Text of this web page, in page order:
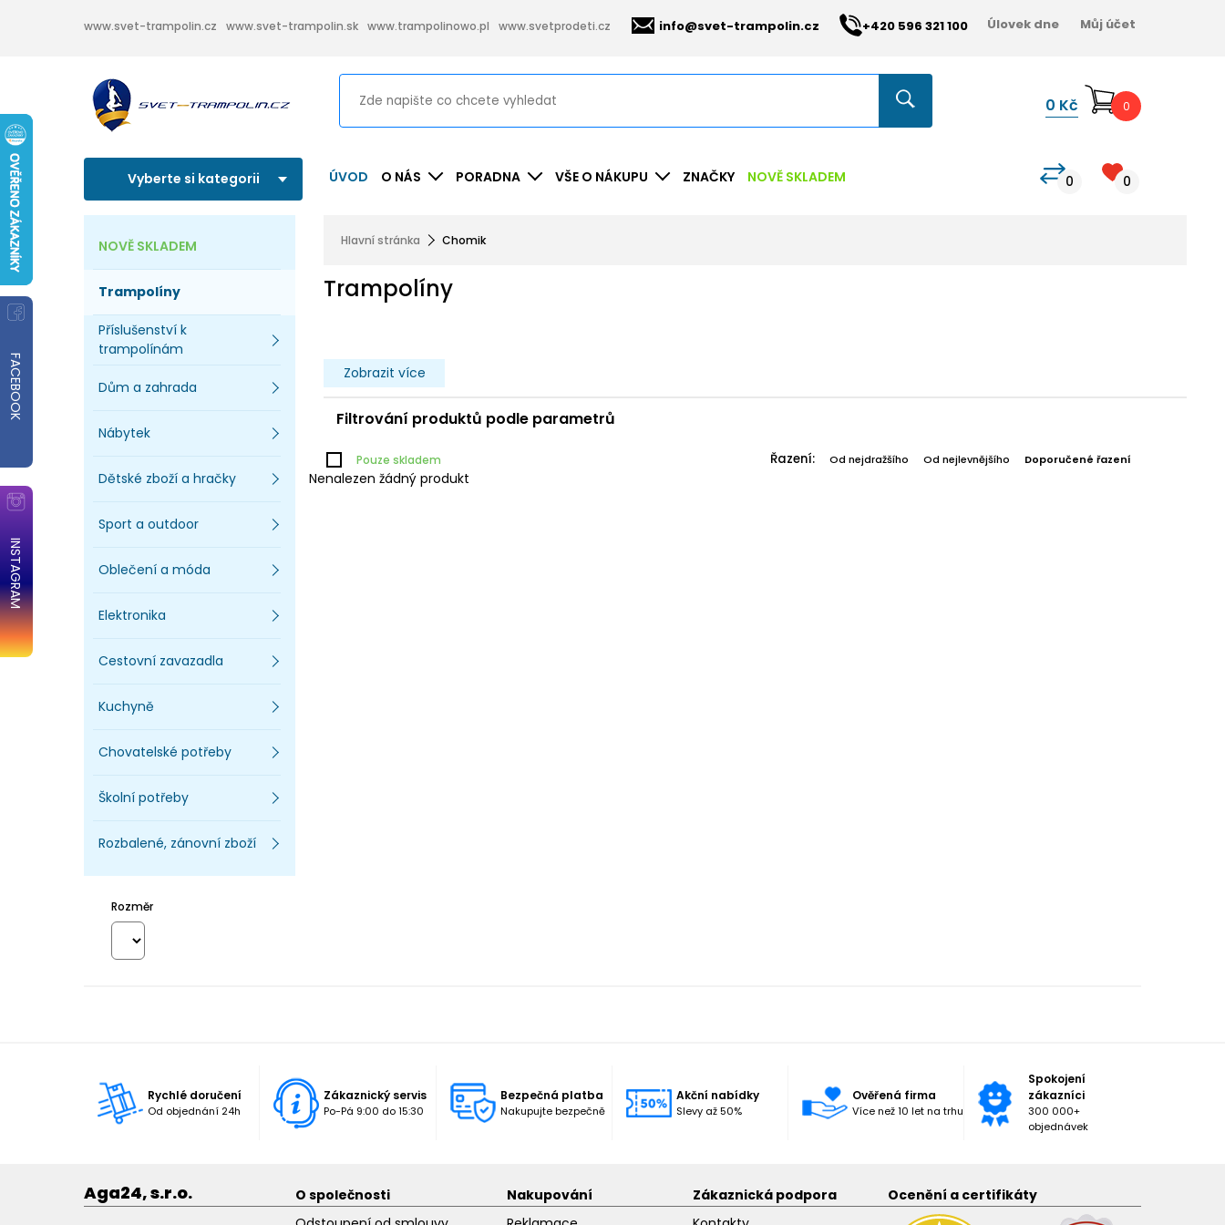
FACEBOOK
INSTAGRAM
www.svet-trampolin.cz www.svet-trampolin.sk www.trampolinowo.pl www.svetprodeti.cz info@svet-trampolin.cz +420 596 321 100 Úlovek dne Můj účet
0 Kč 0
Vyberte si kategorii ÚVOD O NÁS PORADNA VŠE O NÁKUPU ZNAČKY NOVĚ SKLADEM 0 0
NOVĚ SKLADEM
Trampolíny
Příslušenství k
trampolínám
Dům a zahrada
Nábytek
Dětské zboží a hračky
Sport a outdoor
Oblečení a móda
Elektronika
Cestovní zavazadla
Kuchyně
Chovatelské potřeby
Školní potřeby
Rozbalené, zánovní zboží
Rozměr
Hlavní stránka Chomik
Trampolíny
Zobrazit více
Filtrování produktů podle parametrů
Pouze skladem Řazení: Od nejdražšího Od nejlevnějšího Doporučené řazení
Nenalezen žádný produkt
Rychlé doručení
Od objednání 24h
Zákaznický servis
Po-Pá 9:00 do 15:30
Bezpečná platba
Nakupujte bezpečně
Akční nabídky
Slevy až 50%
Ověřená firma
Více než 10 let na trhu
Spokojení
zákazníci
300 000+
objednávek
Aga24, s.r.o.
O společnosti
Nakupování
Zákaznická podpora
Ocenění a certifikáty